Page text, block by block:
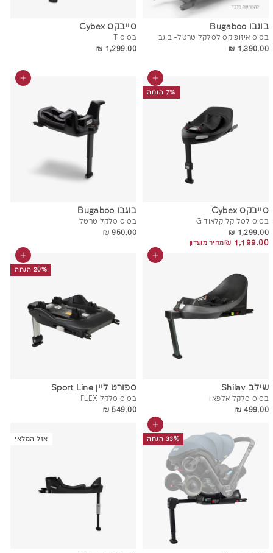
בוגבו Bugaboo
בסיס איזופיקס לסלקל טרטל- בוגבו
1,390.00 ₪
1,390.00 ₪
סייבקס Cybex
בסיס T
1,299.00 ₪
1,299.00 ₪
7% הנחה
הוסף לסל
סייבקס Cybex
בסיס לסל קל קלאוד G
1,299.00 ₪
1,299.00 ₪
1,199.00 ₪
1,199.00 ₪
מחיר מועדון
הוסף לסל
בוגבו Bugaboo
בסיס סלקל טרטל
950.00 ₪
הוסף לסל
שילב Shilav
בסיס סלקל אלפא i
499.00 ₪
20% הנחה
הוסף לסל
ספורט ליין Sport Line
בסיס סלקל FLEX
549.00 ₪
33% הנחה
הוסף לסל
אזל המלאי